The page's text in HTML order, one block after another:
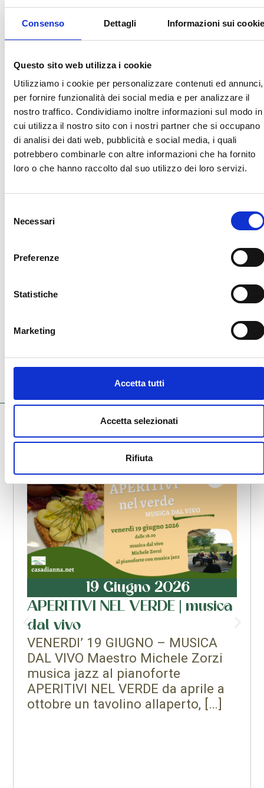
Consenso Dettagli Informazioni sui cookie
Questo sito web utilizza i cookie
Utilizziamo i cookie per personalizzare contenuti ed annunci,
per fornire funzionalità dei social media e per analizzare il
nostro traffico. Condividiamo inoltre informazioni sul modo in
cui utilizza il nostro sito con i nostri partner che si occupano
di analisi dei dati web, pubblicità e social media, i quali
potrebbero combinarle con altre informazioni che ha fornito
loro o che hanno raccolto dal suo utilizzo dei loro servizi.
delNecessari
Preferenze
Statistiche
Marketing
Accetta tutti
Accetta selezionati
Rifiuta
Altre News
19 Giugno 2026
APERITIVI NEL VERDE | musica
dal vivo
VENERDI’ 19 GIUGNO – MUSICA
DAL VIVO Maestro Michele Zorzi
musica jazz al pianoforte
APERITIVI NEL VERDE da aprile a
ottobre un tavolino allaperto, […]